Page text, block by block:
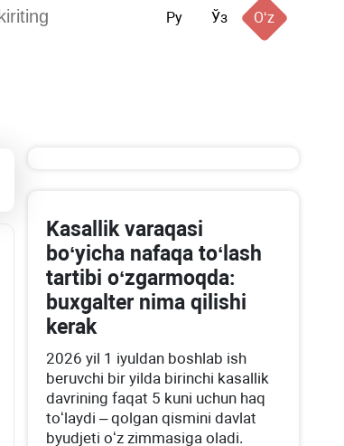
Ру Ўз Oʻz
Kasallik varaqasi
boʻyicha nafaqa toʻlash
tartibi oʻzgarmoqda:
buхgalter nima qilishi
kerak
2026 yil 1 iyuldan boshlab ish
beruvchi bir yilda birinchi kasallik
davrining faqat 5 kuni uchun haq
toʻlaydi – qolgan qismini davlat
byudjeti oʻz zimmasiga oladi.